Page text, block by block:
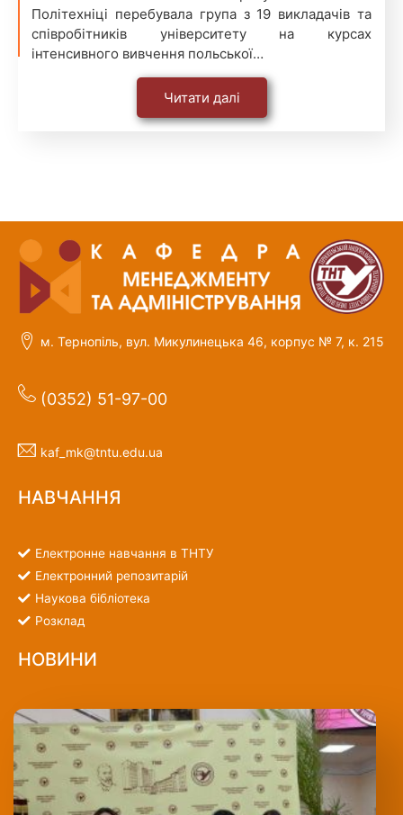
Політехніці перебувала група з 19 викладачів та
співробітників університету на курсах
інтенсивного вивчення польської…
Читати далі
м. Тернопіль, вул. Микулинецька 46, корпус № 7, к. 215
(0352) 51-97-00
kaf_mk@tntu.edu.ua
НАВЧАННЯ
Електронне навчання в ТНТУ
Електронний репозитарій
Наукова бібліотека
Розклад
НОВИНИ